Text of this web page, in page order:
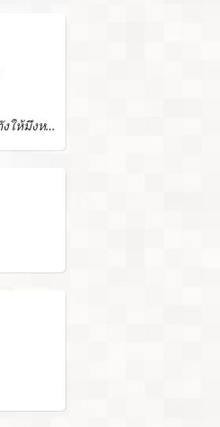
🙂🙂🙂🙂 มิจฉาชีพไม่ต้องทักมา กรูไม่มีตังให้มึงหรอ